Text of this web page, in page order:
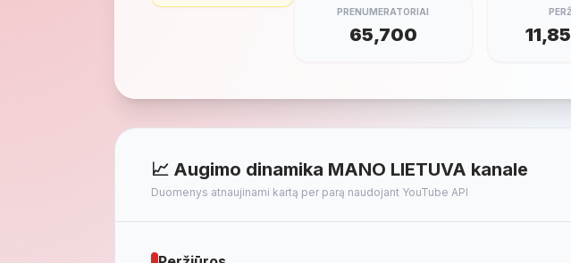
PRENUMERATORIAI
65,700
📈 Augimo dinamika MANO LIETUVA kanale
Duomenys atnaujinami kartą per parą naudojant YouTube API